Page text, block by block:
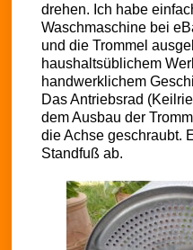
drehen. Ich habe
Waschmaschine bei
und die Trommel
haushaltsüblichem
handwerklichem
Das Antriebsrad
dem Ausbau der
die Achse geschraubt.
Standfuß ab.